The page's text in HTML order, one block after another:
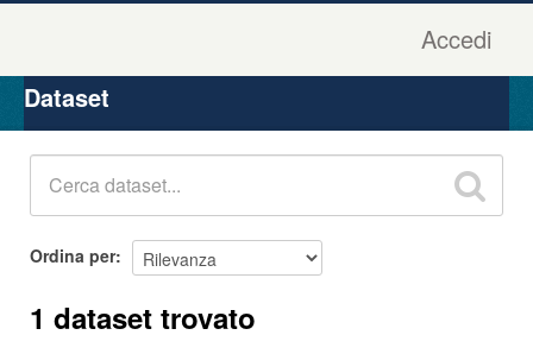
Accedi
Organizzazioni
Gruppi
Dataset
Ordina per
1 dataset trovato